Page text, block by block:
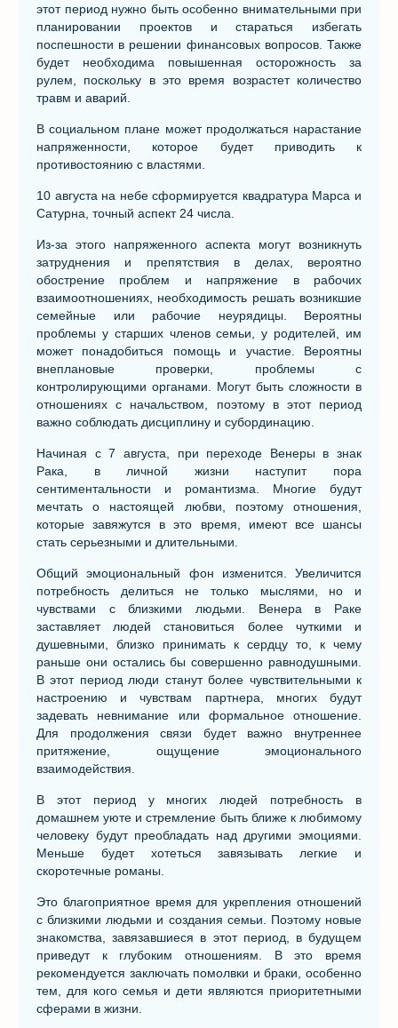
этот период нужно быть особенно внимательными при
планировании проектов и стараться избегать
поспешности в решении финансовых вопросов. Также
будет необходима повышенная осторожность за
рулем, поскольку в это время возрастет количество
травм и аварий.
В социальном плане может продолжаться нарастание
напряженности, которое будет приводить к
противостоянию с властями.
10 августа на небе сформируется квадратура Марса и
Сатурна, точный аспект 24 числа.
Из-за этого напряженного аспекта могут возникнуть
затруднения и препятствия в делах, вероятно
обострение проблем и напряжение в рабочих
взаимоотношениях, необходимость решать возникшие
семейные или рабочие неурядицы. Вероятны
проблемы у старших членов семьи, у родителей, им
может понадобиться помощь и участие. Вероятны
внеплановые проверки, проблемы с
контролирующими органами. Могут быть сложности в
отношениях с начальством, поэтому в этот период
важно соблюдать дисциплину и субординацию.
Начиная с 7 августа, при переходе Венеры в знак
Рака, в личной жизни наступит пора
сентиментальности и романтизма. Многие будут
мечтать о настоящей любви, поэтому отношения,
которые завяжутся в это время, имеют все шансы
стать серьезными и длительными.
Общий эмоциональный фон изменится. Увеличится
потребность делиться не только мыслями, но и
чувствами с близкими людьми. Венера в Раке
заставляет людей становиться более чуткими и
душевными, близко принимать к сердцу то, к чему
раньше они остались бы совершенно равнодушными.
В этот период люди станут более чувствительными к
настроению и чувствам партнера, многих будут
задевать невнимание или формальное отношение.
Для продолжения связи будет важно внутреннее
притяжение, ощущение эмоционального
взаимодействия.
В этот период у многих людей потребность в
домашнем уюте и стремление быть ближе к любимому
человеку будут преобладать над другими эмоциями.
Меньше будет хотеться завязывать легкие и
скоротечные романы.
Это благоприятное время для укрепления отношений
с близкими людьми и создания семьи. Поэтому новые
знакомства, завязавшиеся в этот период, в будущем
приведут к глубоким отношениям. В это время
рекомендуется заключать помолвки и браки, особенно
тем, для кого семья и дети являются приоритетными
сферами в жизни.